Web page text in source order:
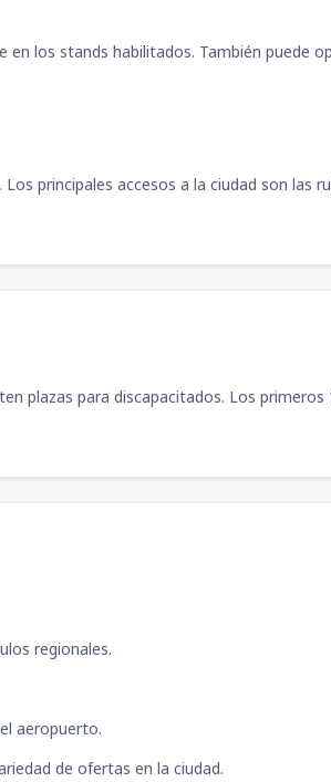
los stands habilitados. También puede
principales accesos a la ciudad son las
plazas para discapacitados. Los
regionales.
aeropuerto.
de ofertas en la ciudad.